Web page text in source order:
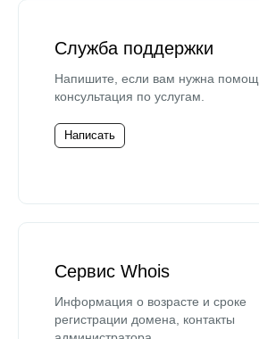
Служба поддержки
Напишите, если вам нужна
консультация по услугам.
Написать
Сервис Whois
Информация о возрасте и сроке
регистрации домена, контакты